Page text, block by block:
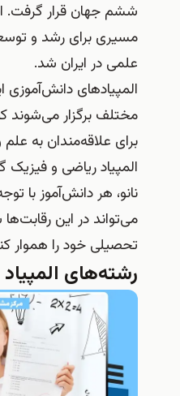
ششم جهان قرار گرفت.
مسیری برای رشد و
علمی در ایران شد.
المپیادهای دانش‌آموزی
مختلف برگزار می‌شوند
برای علاقه‌مندان به
المپیاد ریاضی و فیزیک
نانو، هر دانش‌آموز با
می‌تواند در این
تحصیلی خود را هموار
رشته‌های